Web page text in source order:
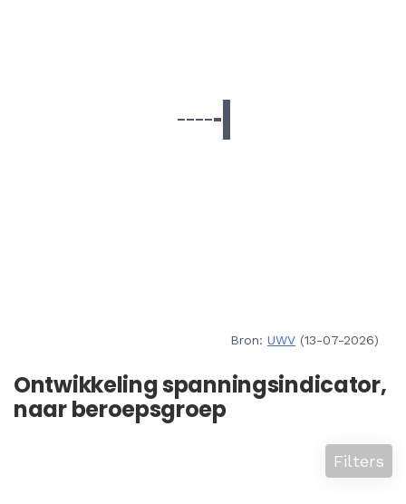
Bron: UWV (13-07-2026)
Ontwikkeling spanningsindicator,
naar beroepsgroep
Filters